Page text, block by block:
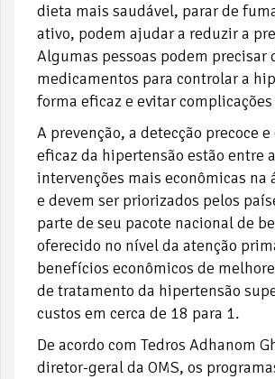
dieta mais saudável, parar de
ativo, podem ajudar a reduzir a
Algumas pessoas podem precisar
medicamentos para controlar a
forma eficaz e evitar
A prevenção, a detecção precoce
eficaz da hipertensão estão entre
intervenções mais econômicas na
e devem ser priorizados pelos
parte de seu pacote nacional de
oferecido no nível da atenção
benefícios econômicos de
de tratamento da hipertensão
custos em cerca de 18 para 1.
De acordo com Tedros Adhanom
diretor-geral da OMS, os